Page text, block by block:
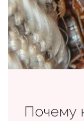
Почему